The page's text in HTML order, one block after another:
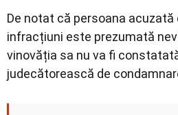
De notat că persoana acuzată
infracțiuni este prezumată
vinovăția sa nu va fi
judecătorească de